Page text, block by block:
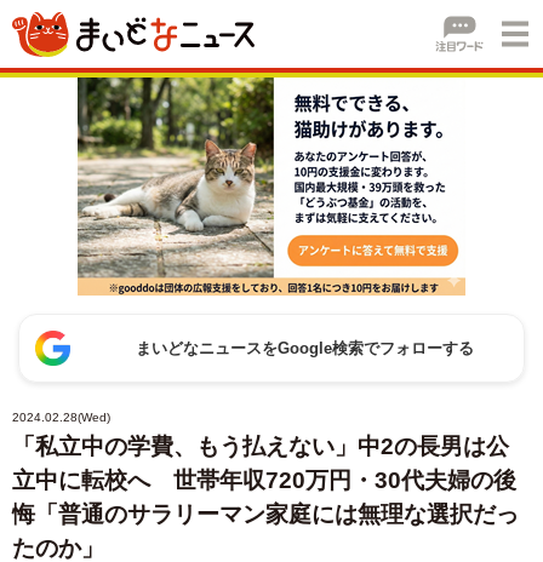
まいどなニュースをGoogle検索でフォローする
2024.02.28(Wed)
「私立中の学費、もう払えない」中2の長男は公
立中に転校へ 世帯年収720万円・30代夫婦の後
悔「普通のサラリーマン家庭には無理な選択だっ
たのか」